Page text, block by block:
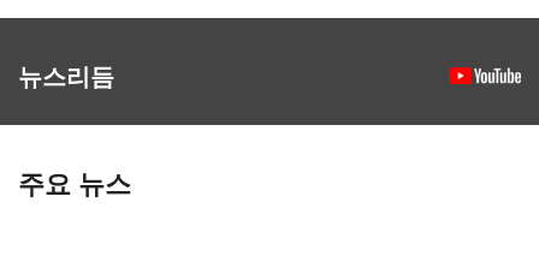
뉴스리듬
주요 뉴스